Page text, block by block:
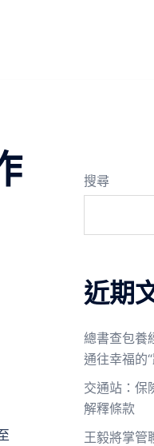
搜尋
近期
總書查包養
通往幸福的
交通站：保
解釋條款
王毅將掌管